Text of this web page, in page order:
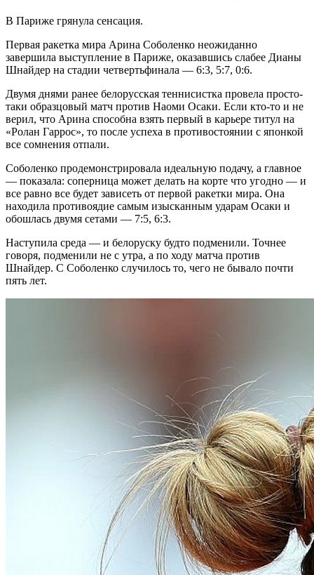
В Париже грянула сенсация.
Первая ракетка мира Арина Соболенко неожиданно
завершила выступление в Париже, оказавшись слабее Дианы
Шнайдер на стадии четвертьфинала — 6:3, 5:7, 0:6.
Двумя днями ранее белорусская теннисистка провела просто-
таки образцовый матч против Наоми Осаки. Если кто-то и не
верил, что Арина способна взять первый в карьере титул на
«Ролан Гаррос», то после успеха в противостоянии с японкой
все сомнения отпали.
Соболенко продемонстрировала идеальную подачу, а главное
— показала: соперница может делать на корте что угодно — и
все равно все будет зависеть от первой ракетки мира. Она
находила противоядие самым изысканным ударам Осаки и
обошлась двумя сетами — 7:5, 6:3.
Наступила среда — и белоруску будто подменили. Точнее
говоря, подменили не с утра, а по ходу матча против
Шнайдер. C Соболенко случилось то, чего не бывало почти
пять лет.